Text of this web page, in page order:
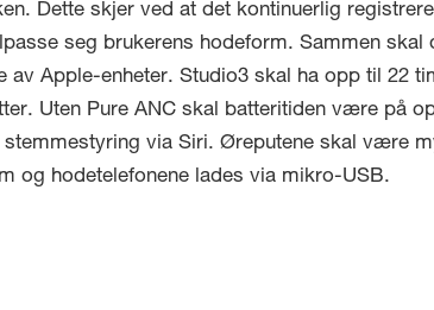
Dette skjer ved at det kontinuerlig
seg brukerens hodeform. Sammen skal
Apple-enheter. Studio3 skal ha opp til 22
Uten Pure ANC skal batteritiden være på
via Siri. Øreputene skal være
og hodetelefonene lades via mikro-USB.